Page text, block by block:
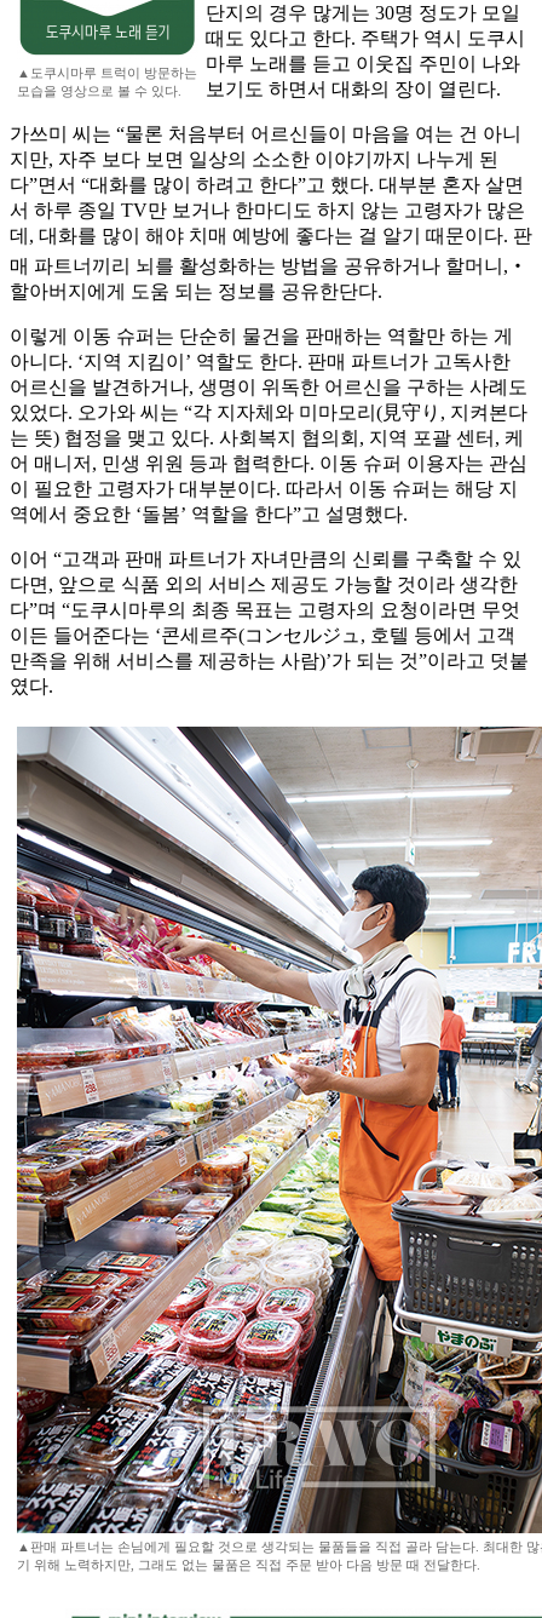
▲도쿠시마루 트럭이 방문하는
모습을 영상으로 볼 수 있다.
단지의 경우 많게는 30명 정도가 모일
때도 있다고 한다. 주택가 역시 도쿠시
마루 노래를 듣고 이웃집 주민이 나와
보기도 하면서 대화의 장이 열린다.
가쓰미 씨는 “물론 처음부터 어르신들이 마음을 여는 건 아니
지만, 자주 보다 보면 일상의 소소한 이야기까지 나누게 된
다”면서 “대화를 많이 하려고 한다”고 했다. 대부분 혼자 살면
서 하루 종일 TV만 보거나 한마디도 하지 않는 고령자가 많은
데, 대화를 많이 해야 치매 예방에 좋다는 걸 알기 때문이다. 판
매 파트너끼리 뇌를 활성화하는 방법을 공유하거나 할머니,‧
할아버지에게 도움 되는 정보를 공유한단다.
이렇게 이동 슈퍼는 단순히 물건을 판매하는 역할만 하는 게
아니다. ‘지역 지킴이’ 역할도 한다. 판매 파트너가 고독사한
어르신을 발견하거나, 생명이 위독한 어르신을 구하는 사례도
있었다. 오가와 씨는 “각 지자체와 미마모리(見守り, 지켜본다
는 뜻) 협정을 맺고 있다. 사회복지 협의회, 지역 포괄 센터, 케
어 매니저, 민생 위원 등과 협력한다. 이동 슈퍼 이용자는 관심
이 필요한 고령자가 대부분이다. 따라서 이동 슈퍼는 해당 지
역에서 중요한 ‘돌봄’ 역할을 한다”고 설명했다.
이어 “고객과 판매 파트너가 자녀만큼의 신뢰를 구축할 수 있
다면, 앞으로 식품 외의 서비스 제공도 가능할 것이라 생각한
다”며 “도쿠시마루의 최종 목표는 고령자의 요청이라면 무엇
이든 들어준다는 ‘콘세르주(コンセルジュ, 호텔 등에서 고객
만족을 위해 서비스를 제공하는 사람)’가 되는 것”이라고 덧붙
였다.
▲판매 파트너는 손님에게 필요할 것으로 생각되는 물품들을 직접 골라 담는다. 최대한
기 위해 노력하지만, 그래도 없는 물품은 직접 주문 받아 다음 방문 때 전달한다.